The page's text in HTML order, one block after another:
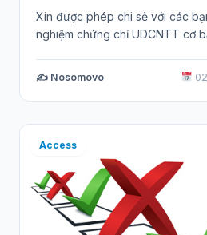
Xin được phép chi sẻ với các
nghiệm chứng chỉ UDCNTT cơ
✍️ Nosomovo
Access